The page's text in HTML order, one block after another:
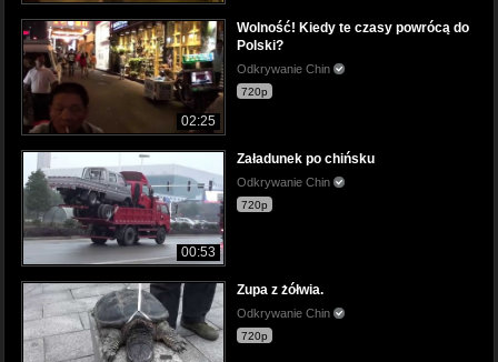
02:25
Wolność! Kiedy te czasy powrócą do
Polski?
Odkrywanie Chin
720p
00:53
Załadunek po chińsku
Odkrywanie Chin
720p
Zupa z żółwia.
Odkrywanie Chin
720p